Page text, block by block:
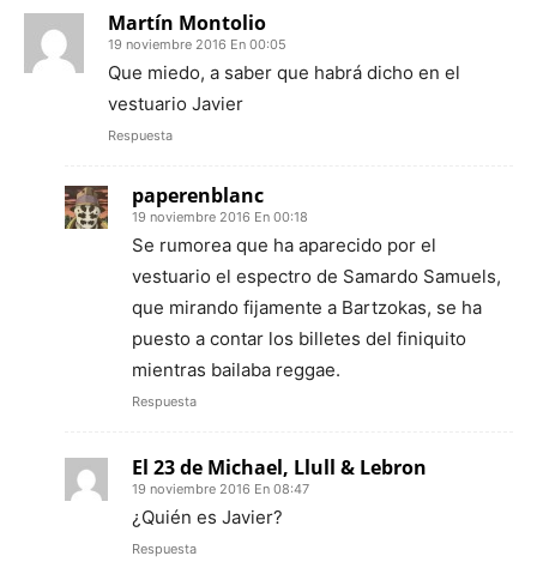
Martín Montolio
19 noviembre 2016 En 00:05
Que miedo, a saber que habrá dicho en el
vestuario Javier
Respuesta
paperenblanc
19 noviembre 2016 En 00:18
Se rumorea que ha aparecido por el
vestuario el espectro de Samardo Samuels,
que mirando fijamente a Bartzokas, se ha
puesto a contar los billetes del finiquito
mientras bailaba reggae.
Respuesta
El 23 de Michael, Llull & Lebron
19 noviembre 2016 En 08:47
¿Quién es Javier?
Respuesta